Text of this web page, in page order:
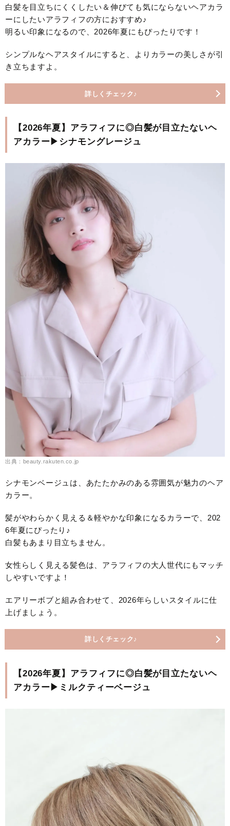
白髪を目立ちにくくしたい＆伸びても気にならないヘアカラ
ーにしたいアラフィフの方におすすめ♪
明るい印象になるので、2026年夏にもぴったりです！
シンプルなヘアスタイルにすると、よりカラーの美しさが引
き立ちますよ。
詳しくチェック♪
【2026年夏】アラフィフに◎白髪が目立たないヘ
アカラー▶シナモングレージュ
出典：beauty.rakuten.co.jp
シナモンベージュは、あたたかみのある雰囲気が魅力のヘア
カラー。
髪がやわらかく見える＆軽やかな印象になるカラーで、202
6年夏にぴったり♪
白髪もあまり目立ちません。
女性らしく見える髪色は、アラフィフの大人世代にもマッチ
しやすいですよ！
エアリーボブと組み合わせて、2026年らしいスタイルに仕
上げましょう。
詳しくチェック♪
【2026年夏】アラフィフに◎白髪が目立たないヘ
アカラー▶ミルクティーベージュ